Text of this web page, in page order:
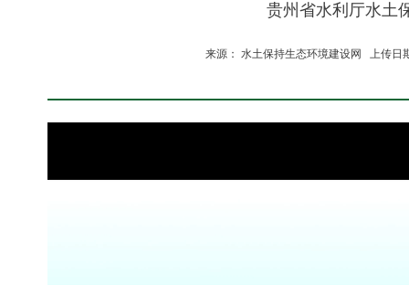
贵州省水利厅水土
来源： 水土保持生态环境建设网 上传日